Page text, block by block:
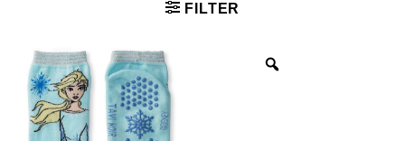
FILTER